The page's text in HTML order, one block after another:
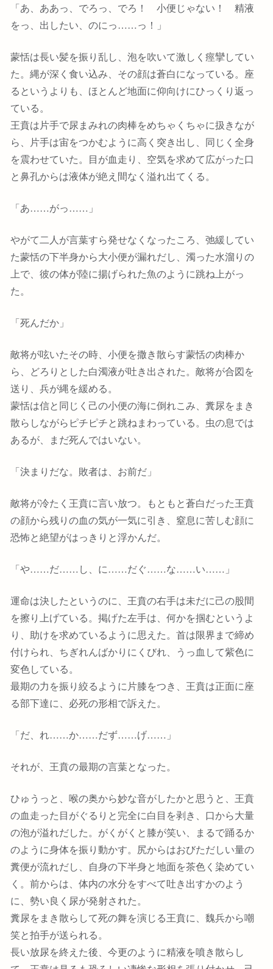
「あ、ああっ、でろっ、でろ！ 小便じゃない！ 精液
をっ、出したい、のにっ……っ！」
蒙恬は長い髪を振り乱し、泡を吹いて激しく痙攣してい
た。縄が深く食い込み、その顔は蒼白になっている。座
るというよりも、ほとんど地面に仰向けにひっくり返っ
ている。
王賁は片手で尿まみれの肉棒をめちゃくちゃに扱きなが
ら、片手は宙をつかむように高く突き出し、同じく全身
を震わせていた。目が血走り、空気を求めて広がった口
と鼻孔からは液体が絶え間なく溢れ出てくる。
「あ……がっ……」
やがて二人が言葉すら発せなくなったころ、弛緩してい
た蒙恬の下半身から大小便が漏れだし、濁った水溜りの
上で、彼の体が陸に揚げられた魚のように跳ね上がっ
た。
「死んだか」
敵将が呟いたその時、小便を撒き散らす蒙恬の肉棒か
ら、どろりとした白濁液が吐き出された。敵将が合図を
送り、兵が縄を緩める。
蒙恬は信と同じく己の小便の海に倒れこみ、糞尿をまき
散らしながらピチピチと跳ねまわっている。虫の息では
あるが、まだ死んではいない。
「決まりだな。敗者は、お前だ」
敵将が冷たく王賁に言い放つ。もともと蒼白だった王賁
の顔から残りの血の気が一気に引き、窒息に苦しむ顔に
恐怖と絶望がはっきりと浮かんだ。
「や……だ……し、に……だぐ……な……い……」
運命は決したというのに、王賁の右手は未だに己の股間
を擦り上げている。掲げた左手は、何かを掴むというよ
り、助けを求めているように思えた。首は限界まで締め
付けられ、ちぎれんばかりにくびれ、うっ血して紫色に
変色している。
最期の力を振り絞るように片膝をつき、王賁は正面に座
る部下達に、必死の形相で訴えた。
「だ、れ……か……だず……げ……」
それが、王賁の最期の言葉となった。
ひゅうっと、喉の奥から妙な音がしたかと思うと、王賁
の血走った目がぐるりと完全に白目を剥き、口から大量
の泡が溢れだした。がくがくと膝が笑い、まるで踊るか
のように身体を振り動かす。尻からはおびただしい量の
糞便が流れだし、自身の下半身と地面を茶色く染めてい
く。前からは、体内の水分をすべて吐き出すかのよう
に、勢い良く尿が発射された。
糞尿をまき散らして死の舞を演じる王賁に、魏兵から嘲
笑と拍手が送られる。
長い放尿を終えた後、今更のように精液を噴き散らし